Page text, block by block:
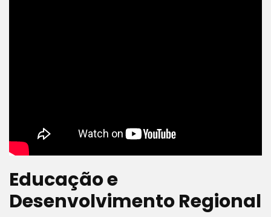
Educação e
Desenvolvimento Regional